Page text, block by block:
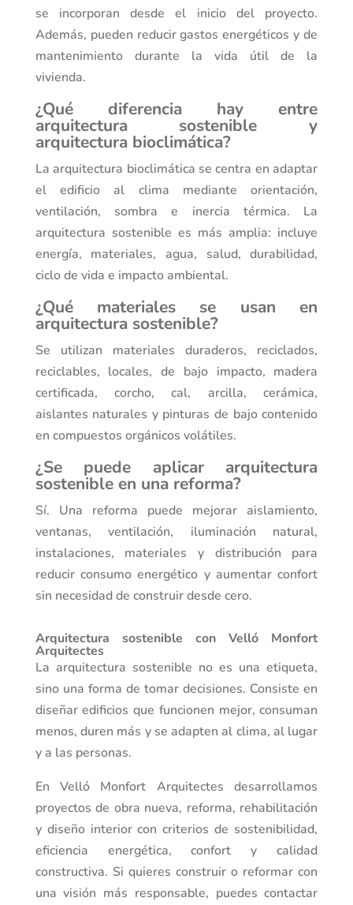
se incorporan desde el inicio del proyecto.
Además, pueden reducir gastos energéticos y de
mantenimiento durante la vida útil de la
vivienda.
¿Qué diferencia hay entre
arquitectura sostenible y
arquitectura bioclimática?
La arquitectura bioclimática se centra en adaptar
el edificio al clima mediante orientación,
ventilación, sombra e inercia térmica. La
arquitectura sostenible es más amplia: incluye
energía, materiales, agua, salud, durabilidad,
ciclo de vida e impacto ambiental.
¿Qué materiales se usan en
arquitectura sostenible?
Se utilizan materiales duraderos, reciclados,
reciclables, locales, de bajo impacto, madera
certificada, corcho, cal, arcilla, cerámica,
aislantes naturales y pinturas de bajo contenido
en compuestos orgánicos volátiles.
¿Se puede aplicar arquitectura
sostenible en una reforma?
Sí. Una reforma puede mejorar aislamiento,
ventanas, ventilación, iluminación natural,
instalaciones, materiales y distribución para
reducir consumo energético y aumentar confort
sin necesidad de construir desde cero.
Arquitectura sostenible con Velló Monfort
Arquitectes
La arquitectura sostenible no es una etiqueta,
sino una forma de tomar decisiones. Consiste en
diseñar edificios que funcionen mejor, consuman
menos, duren más y se adapten al clima, al lugar
y a las personas.
En Velló Monfort Arquitectes desarrollamos
proyectos de obra nueva, reforma, rehabilitación
y diseño interior con criterios de sostenibilidad,
eficiencia energética, confort y calidad
constructiva. Si quieres construir o reformar con
una visión más responsable, puedes contactar